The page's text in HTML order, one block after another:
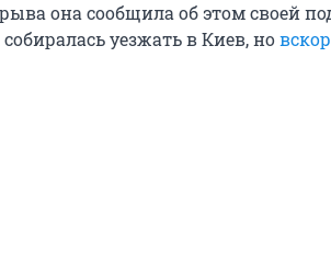
она сообщила об этом своей
уезжать в Киев, но